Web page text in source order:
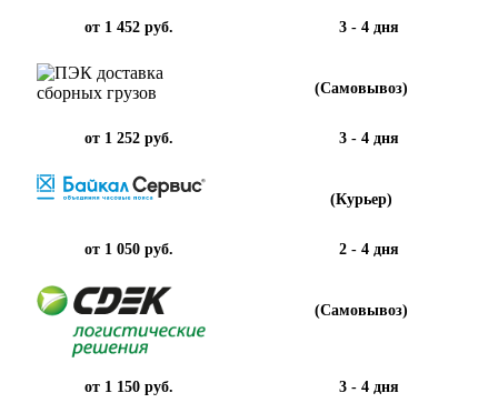
от 1 452 руб. 3 - 4 дня
(Самовывоз)
от 1 252 руб. 3 - 4 дня
(Курьер)
от 1 050 руб. 2 - 4 дня
(Самовывоз)
от 1 150 руб. 3 - 4 дня